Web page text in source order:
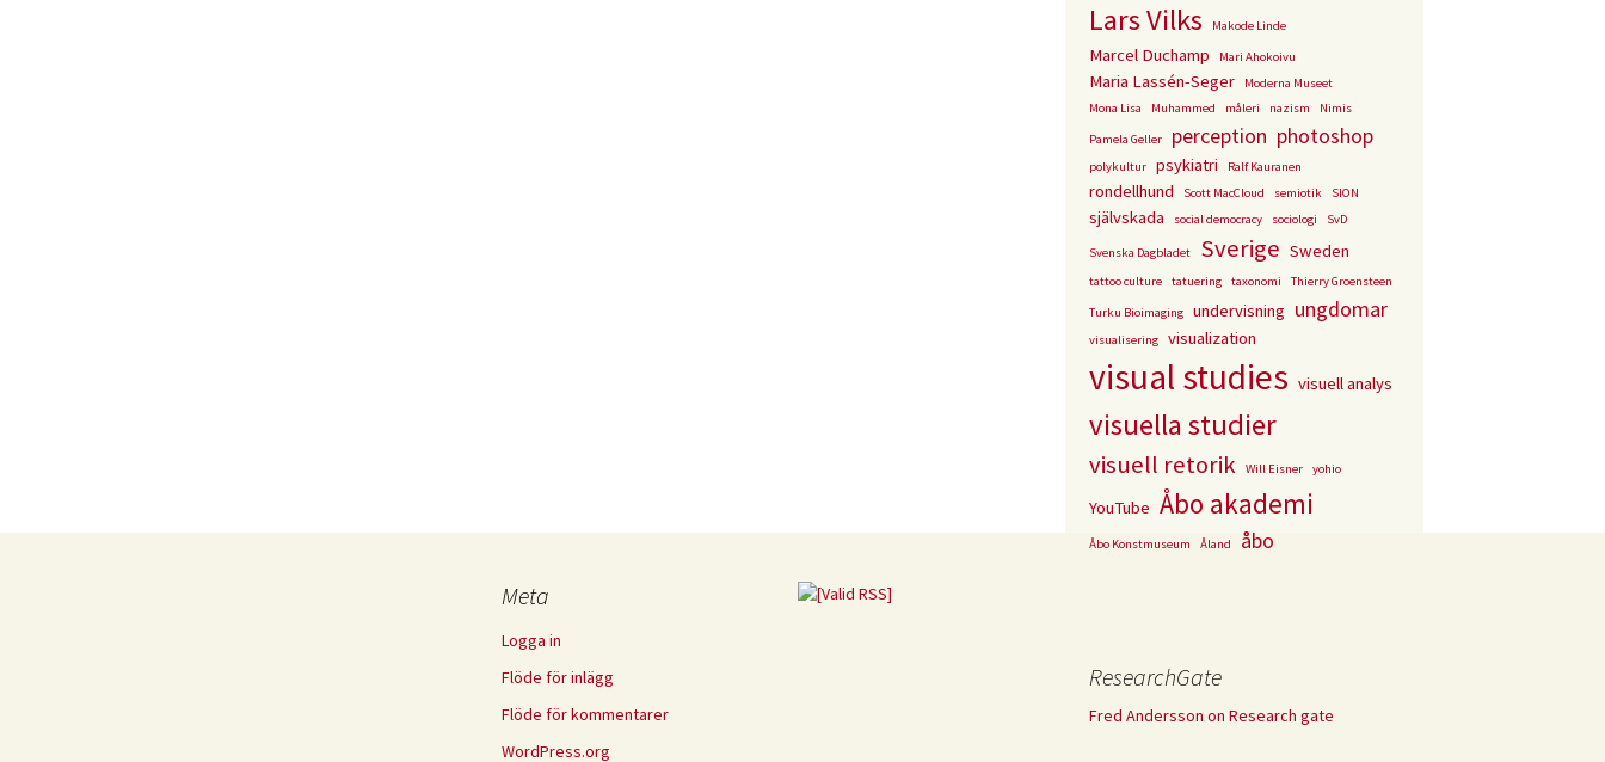
Lars Vilks Makode Linde
Marcel Duchamp Mari Ahokoivu
Maria Lassén-Seger
Moderna Museet
Mona Lisa
Muhammed måleri nazism
Nimis
Pamela Geller
perception photoshop
polykultur psykiatri Ralf Kauranen
rondellhund Scott MacCloud semiotik SION
självskada social democracy sociologi SvD
Svenska Dagbladet Sverige Sweden
tattoo culture tatuering taxonomi
Thierry Groensteen
Turku Bioimaging
undervisning ungdomar
visualisering visualization
visual studies visuell analys
visuella studier
visuell retorik Will Eisner yohio
YouTube Åbo akademi
Åbo Konstmuseum Åland åbo
ResearchGate
Fred Andersson on Research gate
Meta
Logga in
Flöde för inlägg
Flöde för kommentarer
WordPress.org